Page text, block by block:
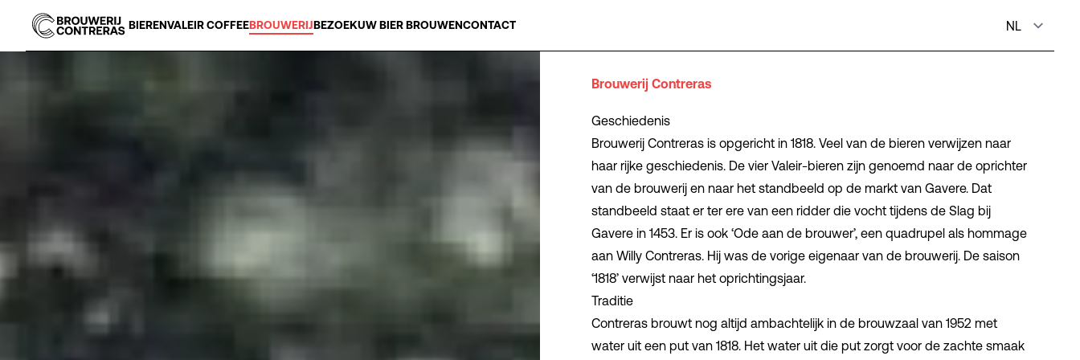
BIERENVALEIR COFFEEBROUWERIJBEZOEKUW BIER BROUWENCONTACT
Brouwerij Contreras
Geschiedenis
Brouwerij Contreras is opgericht in 1818. Veel van de bieren verwijzen naar
haar rijke geschiedenis. De vier Valeir-bieren zijn genoemd naar de oprichter
van de brouwerij en naar het standbeeld op de markt van Gavere. Dat
standbeeld staat er ter ere van een ridder die vocht tijdens de Slag bij
Gavere in 1453. Er is ook ‘Ode aan de brouwer’, een quadrupel als hommage
aan Willy Contreras. Hij was de vorige eigenaar van de brouwerij. De saison
‘1818’ verwijst naar het oprichtingsjaar.
Traditie
Contreras brouwt nog altijd ambachtelijk in de brouwzaal van 1952 met
water uit een put van 1818. Het water uit die put zorgt voor de zachte smaak